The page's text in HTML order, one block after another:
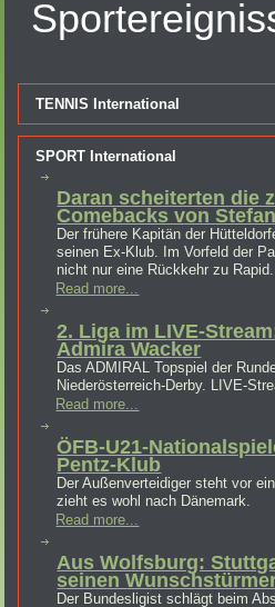
TENNIS International
SPORT International
Daran scheiterten die
Comebacks von
Der frühere Kapitän der
seinen Ex-Klub. Im Vorfeld der
nicht nur eine Rückkehr zu Rapid.
Read more...
2. Liga im LIVE-
Admira Wacker
Das ADMIRAL Topspiel der
Niederösterreich-Derby. LIVE-
Read more...
ÖFB-U21-
Pentz-Klub
Der Außenverteidiger steht vor
zieht es wohl nach Dänemark.
Read more...
Aus Wolfsburg:
seinen
Der Bundesligist schlägt beim